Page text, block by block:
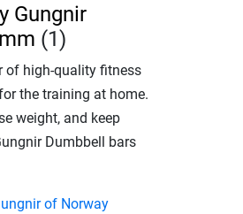
Gungnir
(1)
of high-quality fitness
the training at home.
weight, and keep
Dumbbell bars
of Norway